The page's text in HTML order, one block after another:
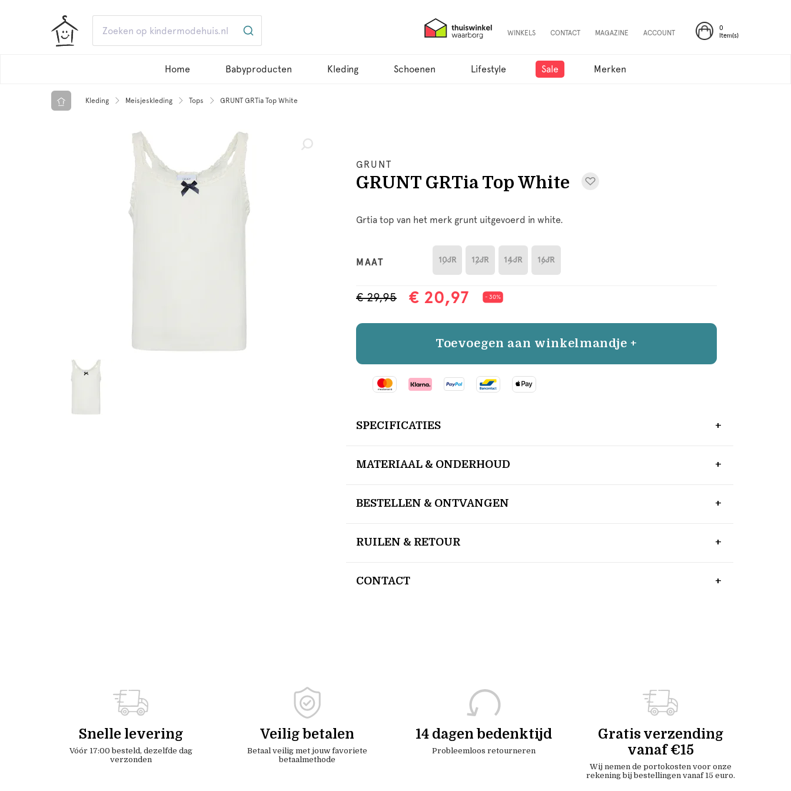
0
Item(s)
WINKELS CONTACT MAGAZINE ACCOUNT
Home Babyproducten Kleding Schoenen Lifestyle Sale Merken
Kleding Meisjeskleding Tops GRUNT GRTia Top White
GRUNT
GRUNT GRTia Top White
Grtia top van het merk grunt uitgevoerd in white.
MAAT 10JR 12JR 14JR 16JR
€ 29,95 € 20,97 - 30%
Toevoegen aan winkelmandje +
SPECIFICATIES
MATERIAAL & ONDERHOUD
BESTELLEN & ONTVANGEN
RUILEN & RETOUR
CONTACT
Snelle levering
Vóór 17:00 besteld, dezelfde dag
verzonden
Veilig betalen
Betaal veilig met jouw favoriete
betaalmethode
14 dagen bedenktijd
Probleemloos retourneren
Gratis verzending
vanaf €15
Wij nemen de portokosten voor onze
rekening bij bestellingen vanaf 15 euro.